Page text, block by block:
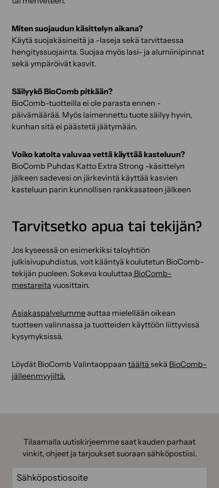
Miten suojaudun käsittelyn aikana?
Käytä suojakäsineitä ja -laseja sekä tarvittaessa
hengityssuojainta. Suojaa myös lasi- ja alumiinipinnat
sekä ympäröivät kasvit.
Säilyykö BioComb pitkään?
BioComb-tuotteilla ei ole parasta ennen -
päivämäärää. Myös laimennettu tuote säilyy hyvin,
kunhan sitä ei päästetä jäätymään.
Voiko katolta valuvaa vettä käyttää kasteluun?
BioComb Puhdas Katto Extra Strong -käsittelyn
jälkeen sadevesi on järkevintä käyttää kasvien
kasteluun parin kunnollisen rankkasateen jälkeen
Tarvitsetko apua tai tekijän?
Jos kyseessä on esimerkiksi taloyhtiön
julkisivupuhdistus, voit kääntyä koulutetun BioComb-
tekijän puoleen. Sokeva kouluttaa BioComb-
mestareita vuosittain.
Asiakaspalvelummeauttaa mielellään oikean
tuotteen valinnassa ja tuotteiden käyttöön liittyvissä
kysymyksissä.
Löydät BioComb Valintaoppaan täältä sekä BioComb-
jälleenmyyjiltä.
Tilaamalla uutiskirjeemme saat kauden parhaat
vinkit, ohjeet ja tarjoukset suoraan sähköpostiisi.
Sähköposti
(Pakollinen)